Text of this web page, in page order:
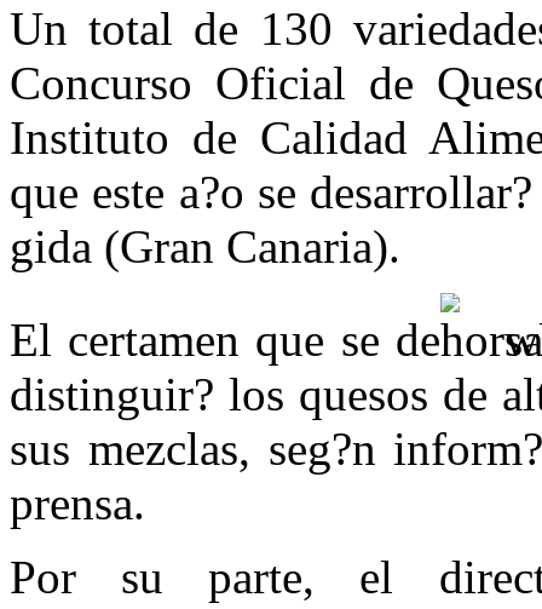
total
de
variedades
de
quesos
n
al
Canarias
se
celebrar?
Santa
gida
Un total de 130
Concurso Oficial de
Instituto de Calidad
que este a?o se
gida (Gran Canaria).
El certamen que se de
distinguir? los quesos de
sus mezclas, seg?n
prensa.
Por su parte, el